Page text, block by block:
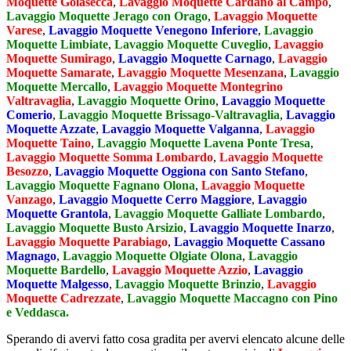
Lavaggio Moquette Jerago con Orago, Lavaggio Moquette
Varese, Lavaggio Moquette Venegono Inferiore, Lavaggio
Moquette Limbiate, Lavaggio Moquette Cuveglio, Lavaggio
Moquette Sumirago, Lavaggio Moquette Carnago, Lavaggio
Moquette Samarate, Lavaggio Moquette Mesenzana, Lavaggio
Moquette Mercallo, Lavaggio Moquette Montegrino
Valtravaglia, Lavaggio Moquette Orino, Lavaggio Moquette
Comerio, Lavaggio Moquette Brissago-Valtravaglia, Lavaggio
Moquette Azzate, Lavaggio Moquette Valganna, Lavaggio
Moquette Taino, Lavaggio Moquette Lavena Ponte Tresa,
Lavaggio Moquette Somma Lombardo, Lavaggio Moquette
Besozzo, Lavaggio Moquette Oggiona con Santo Stefano,
Lavaggio Moquette Fagnano Olona, Lavaggio Moquette
Vanzago, Lavaggio Moquette Cerro Maggiore, Lavaggio
Moquette Grantola, Lavaggio Moquette Galliate Lombardo,
Lavaggio Moquette Busto Arsizio, Lavaggio Moquette Inarzo,
Lavaggio Moquette Parabiago, Lavaggio Moquette Cassano
Magnago, Lavaggio Moquette Olgiate Olona, Lavaggio
Moquette Bardello, Lavaggio Moquette Azzio, Lavaggio
Moquette Malgesso, Lavaggio Moquette Brinzio, Lavaggio
Moquette Cadrezzate, Lavaggio Moquette Maccagno con Pino
e Veddasca.
Sperando di avervi fatto cosa gradita per avervi elencato alcune delle